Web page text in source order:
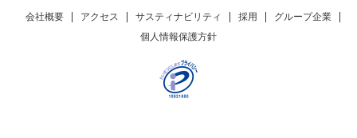
会社概要 アクセス サスティナビリティ 採用
グループ企業
個人情報保護方針